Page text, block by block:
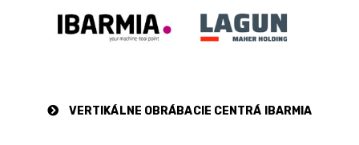
VERTIKÁLNE OBRÁBACIE CENTRÁ IBARMIA